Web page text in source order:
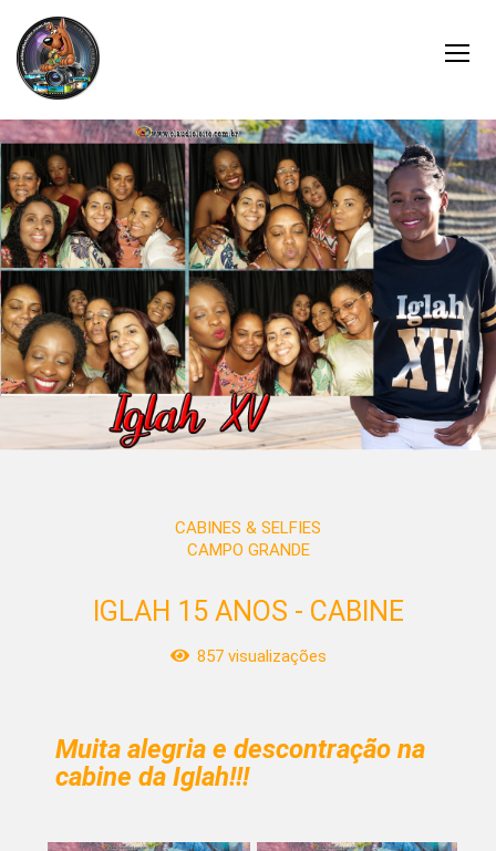
CABINES & SELFIES
CAMPO GRANDE
IGLAH 15 ANOS - CABINE
857visualizações
Muita alegria e descontração na
cabine da Iglah!!!